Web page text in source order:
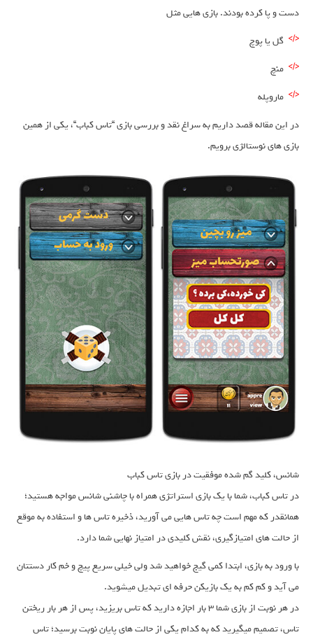
دست و پا کرده بودند. بازی هایی مثل
گل یا پوچ
منچ
ماروپله
در این مقاله قصد داریم به سراغ نقد و بررسی بازی “تاس کباب“، یکی از همین
بازی های نوستالژی برویم.
شانس، کلید گم شده موفقیت در بازی تاس کباب
در تاس کباب، شما با یک بازی استراتژی همراه با چاشنی شانس مواجه هستید؛
همانقدر که مهم است چه تاس هایی می آورید، ذخیره تاس ها و استفاده به موقع
از حالت های امتیازگیری، نقش کلیدی در امتیاز نهایی شما دارد.
با ورود به بازی، ابتدا کمی گیج خواهید شد ولی خیلی سریع پیچ و خم کار دستتان
می آید و کم کم به یک بازیکن حرفه ای تبدیل میشوید.
در هر نوبت از بازی شما ۳ بار اجازه دارید که تاس بریزید، پس از هر بار ریختن
تاس، تصمیم میگیرید که به کدام یکی از حالت های پایان نوبت برسید؛ تاس